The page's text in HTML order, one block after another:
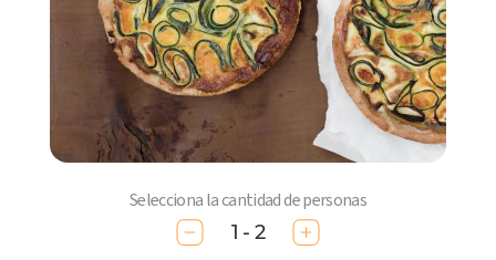
Selecciona la cantidad de personas
1 - 2